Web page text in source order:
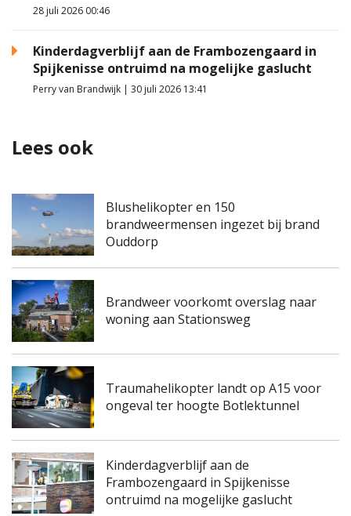
28 juli 2026 00:46
Kinderdagverblijf aan de Frambozengaard in
Spijkenisse ontruimd na mogelijke gaslucht
Perry van Brandwijk | 30 juli 2026 13:41
Lees ook
Blushelikopter en 150
brandweermensen ingezet bij brand
Ouddorp
Brandweer voorkomt overslag naar
woning aan Stationsweg
Traumahelikopter landt op A15 voor
ongeval ter hoogte Botlektunnel
Kinderdagverblijf aan de
Frambozengaard in Spijkenisse
ontruimd na mogelijke gaslucht